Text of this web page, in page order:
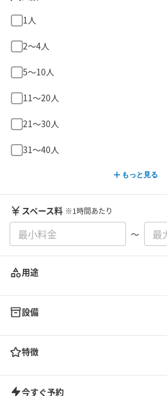
1人
2〜4人
5〜10人
11〜20人
21〜30人
31〜40人
もっと見る
スペース料 ※1時間あたり
〜
用途
設備
特徴
今すぐ予約